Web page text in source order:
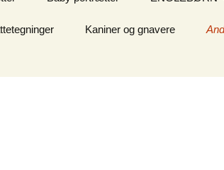
Kaniner og gnavere